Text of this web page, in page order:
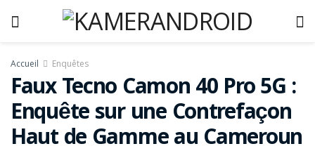
Accueil Enquêtes
Faux Tecno Camon 40 Pro 5G :
Enquête sur une Contrefaçon
Haut de Gamme au Cameroun